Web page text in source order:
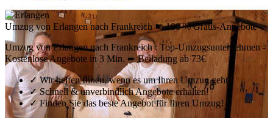
Umzug von Erlangen nach Frankreich ☛ 100 % Gratis-Angebote
Umzug von Erlangen nach Frankreich : Top-Umzugsunternehmen -
Kostenlose Angebote in 3 Min. ➨ Beiladung ab 73€
✓Wir helfen Ihnen, wenn es um Ihren Umzug geht!
✓Schnell & unverbindlich Angebote erhalten!
✓Finden Sie das beste Angebot für Ihren Umzug!